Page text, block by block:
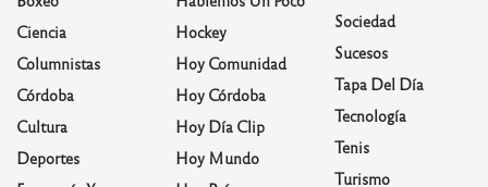
Ciencia
Columnistas
Córdoba
Cultura
Deportes
Hockey
Hoy Comunidad
Hoy Córdoba
Hoy Día Clip
Hoy Mundo
Sociedad
Sucesos
Tapa Del Día
Tecnología
Tenis
Turismo